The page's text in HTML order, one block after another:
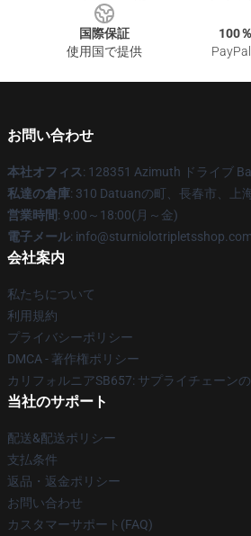
国際保証
使用国で提供
100
お問い合わせ
本社オフィス: 128351 Azimuth ドライブ
私達の倉庫: 310 Datuanの町、長春市、上
営業時間: 9:00～18:00(月～金)
電子メール: info@sturniolotripletsshop.com
会社案内
私たちについて
利用規約
プライバシーポリシー
DMCA - 著作権ポリシー
カリフォルニアSB657: サプライチェーン
当社のサポート
配送&配送ポリシー
支払条件
返品・返金ポリシー
お問い合わせ
カスタマーサポート(FAQ)